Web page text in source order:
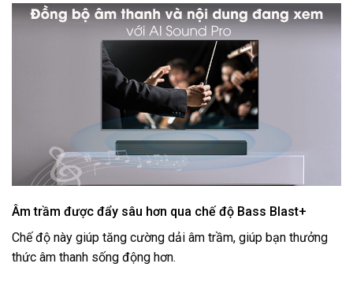
Âm trầm được đẩy sâu hơn qua chế độ Bass Blast+
Chế độ này giúp tăng cường dải âm trầm, giúp bạn thưởng
thức âm thanh sống động hơn.